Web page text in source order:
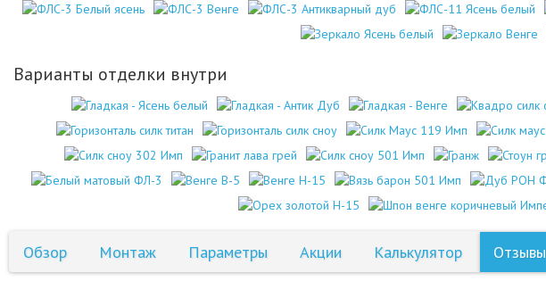
Варианты отделки внутри
Обзор Монтаж Параметры Акции Калькулятор Отзывы